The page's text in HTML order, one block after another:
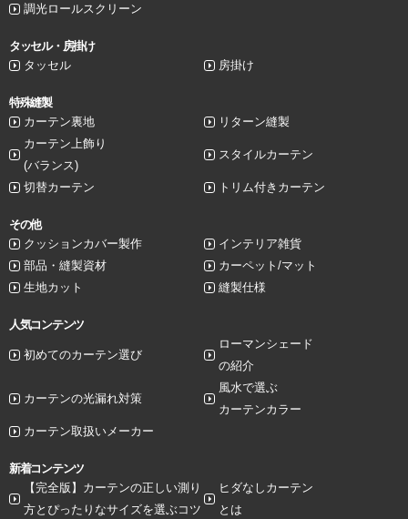
調光ロールスクリーン
タッセル・房掛け
タッセル
房掛け
特殊縫製
カーテン裏地
リターン縫製
カーテン上飾り
(バランス)
スタイルカーテン
切替カーテン トリム付きカーテン
その他
クッションカバー製作
インテリア雑貨
部品・縫製資材
カーペット/マット
生地カット
縫製仕様
人気コンテンツ
初めてのカーテン選び
ローマンシェード
の紹介
カーテンの光漏れ対策
風水で選ぶ
カーテンカラー
カーテン取扱いメーカー
新着コンテンツ
【完全版】カーテンの正しい測り
方とぴったりなサイズを選ぶコツ
ヒダなしカーテン
とは